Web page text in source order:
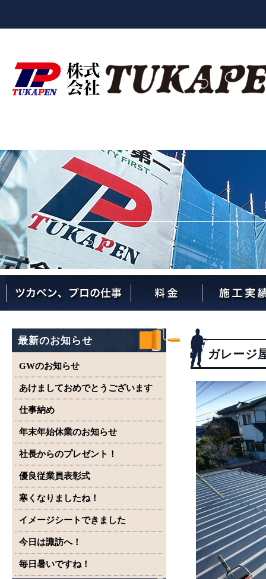
最新のお知らせ
GWのお知らせ
あけましておめでとうございます
仕事納め
年末年始休業のお知らせ
社長からのプレゼント！
優良従業員表彰式
寒くなりましたね！
イメージシートできました
今日は諏訪へ！
毎日暑いですね！
ガレージ